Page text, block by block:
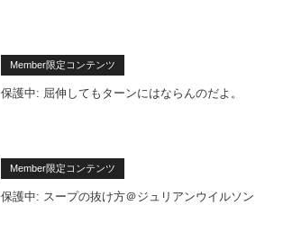
Member限定コンテンツ
保護中: 屈伸してもターンにはならんのだよ。
Member限定コンテンツ
保護中: スープの抜け方＠ジュリアンウイルソン